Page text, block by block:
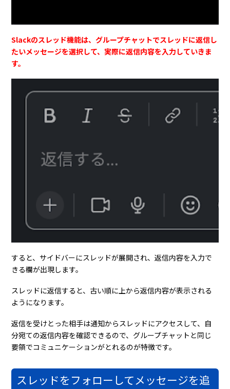
Slackのスレッド機能は、グループチャットでスレッドに返信し
たいメッセージを選択して、実際に返信内容を入力していきま
す。
すると、サイドバーにスレッドが展開され、返信内容を入力で
きる欄が出現します。
スレッドに返信すると、古い順に上から返信内容が表示される
ようになります。
返信を受けとった相手は通知からスレッドにアクセスして、自
分宛ての返信内容を確認できるので、グループチャットと同じ
要領でコミュニケーションがとれるのが特徴です。
スレッドをフォローしてメッセージを追